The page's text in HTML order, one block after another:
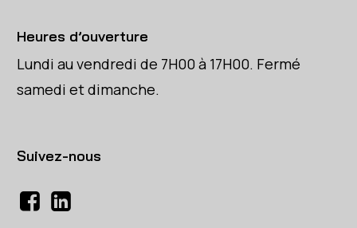
Heures d’ouverture
Lundi au vendredi de 7H00 à 17H00. Fermé
samedi et dimanche.
Suivez-nous